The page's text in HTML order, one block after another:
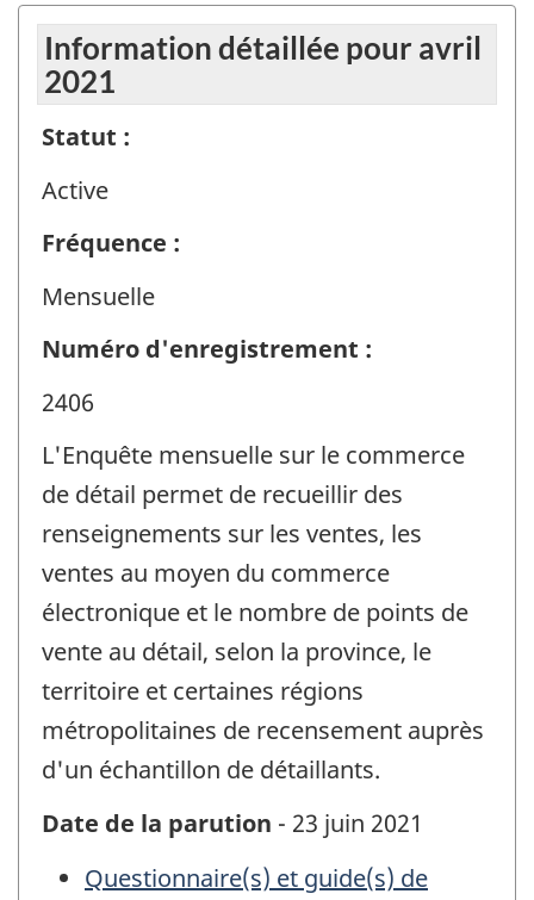
Information détaillée pour avril
2021
Statut :
Active
Fréquence :
Mensuelle
Numéro d'enregistrement :
2406
L'Enquête mensuelle sur le commerce
de détail permet de recueillir des
renseignements sur les ventes, les
ventes au moyen du commerce
électronique et le nombre de points de
vente au détail, selon la province, le
territoire et certaines régions
métropolitaines de recensement auprès
d'un échantillon de détaillants.
Date de la parution - 23 juin 2021
Questionnaire(s) et guide(s) de